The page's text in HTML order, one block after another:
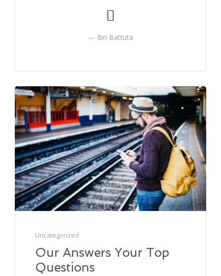
Ibn Battuta
Uncategorized
Our Answers Your Top
Questions